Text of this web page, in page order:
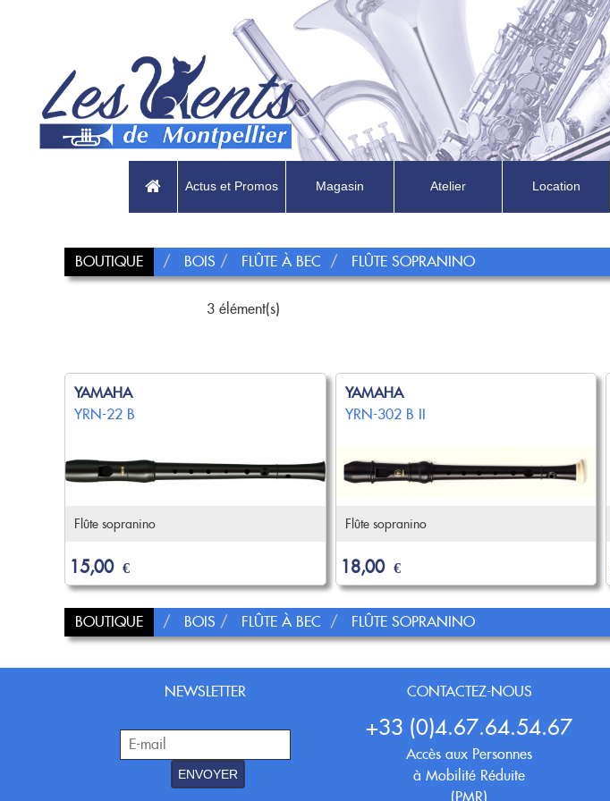
Actus et Promos Magasin Atelier Location
Recherche
Dans
BOUTIQUE BOIS FLÛTE À BEC FLÛTE SOPRANINO
3 élément(s)
YAMAHA
YRN-22 B
Flûte sopranino
15,00 €
YAMAHA
YRN-302 B II
Flûte sopranino
18,00 €
BOUTIQUE BOIS FLÛTE À BEC FLÛTE SOPRANINO
NEWSLETTER
ENVOYER
CONTACTEZ-NOUS
+33 (0)4.67.64.54.67
Accès aux Personnes
à Mobilité Réduite
(PMR)